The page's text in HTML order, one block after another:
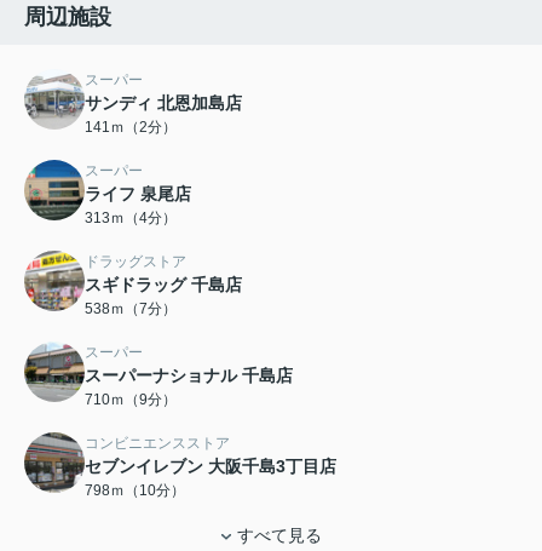
周辺施設
スーパー
サンディ 北恩加島店
141ｍ（2分）
スーパー
ライフ 泉尾店
313ｍ（4分）
ドラッグストア
スギドラッグ 千島店
538ｍ（7分）
スーパー
スーパーナショナル 千島店
710ｍ（9分）
コンビニエンスストア
セブンイレブン 大阪千島3丁目店
798ｍ（10分）
すべて見る